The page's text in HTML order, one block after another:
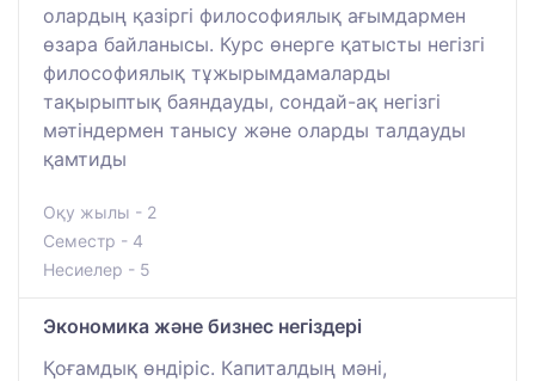
олардың қазіргі философиялық ағымдармен
өзара байланысы. Курс өнерге қатысты негізгі
философиялық тұжырымдамаларды
тақырыптық баяндауды, сондай-ақ негізгі
мәтіндермен танысу және оларды талдауды
қамтиды
Оқу жылы - 2
Семестр - 4
Несиелер - 5
Экономика және бизнес негіздері
Қоғамдық өндіріс. Капиталдың мәні,